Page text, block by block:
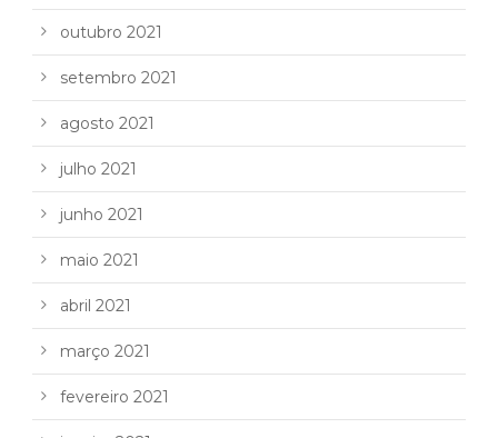
outubro 2021
setembro 2021
agosto 2021
julho 2021
junho 2021
maio 2021
abril 2021
março 2021
fevereiro 2021